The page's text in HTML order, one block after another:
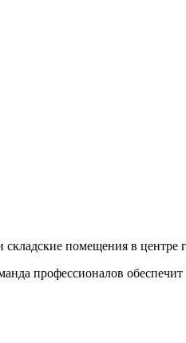
помещения в центре
профессионалов